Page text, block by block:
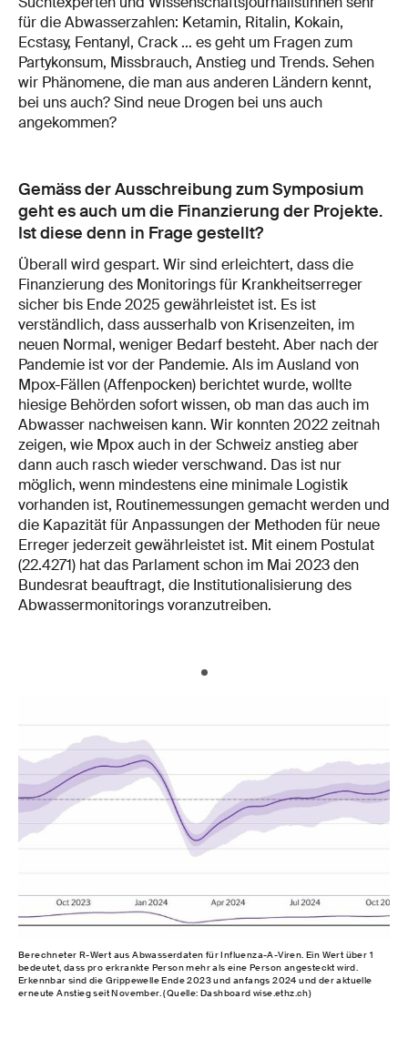
für die Abwasserzahlen: Ketamin, Ritalin, Kokain,
Ecstasy, Fentanyl, Crack … es geht um Fragen zum
Partykonsum, Missbrauch, Anstieg und Trends. Sehen
wir Phänomene, die man aus anderen Ländern kennt,
bei uns auch? Sind neue Drogen bei uns auch
angekommen?
Gemäss der Ausschreibung zum Symposium
geht es auch um die Finanzierung der Projekte.
Ist diese denn in Frage gestellt?
Überall wird gespart. Wir sind erleichtert, dass die
Finanzierung des Monitorings für Krankheitserreger
sicher bis Ende 2025 gewährleistet ist. Es ist
verständlich, dass ausserhalb von Krisenzeiten, im
neuen Normal, weniger Bedarf besteht. Aber nach der
Pandemie ist vor der Pandemie. Als im Ausland von
Mpox-Fällen (Affenpocken) berichtet wurde, wollte
hiesige Behörden sofort wissen, ob man das auch im
Abwasser nachweisen kann. Wir konnten 2022 zeitnah
zeigen, wie Mpox auch in der Schweiz anstieg aber
dann auch rasch wieder verschwand. Das ist nur
möglich, wenn mindestens eine minimale Logistik
vorhanden ist, Routinemessungen gemacht werden und
die Kapazität für Anpassungen der Methoden für neue
Erreger jederzeit gewährleistet ist. Mit einem Postulat
(22.4271) hat das Parlament schon im Mai 2023 den
Bundesrat beauftragt, die Institutionalisierung des
Abwassermonitorings voranzutreiben.
Berechneter R-Wert aus Abwasserdaten für Influenza-A-Viren. Ein Wert über 1
bedeutet, dass pro erkrankte Person mehr als eine Person angesteckt wird.
Erkennbar sind die Grippewelle Ende 2023 und anfangs 2024 und der aktuelle
erneute Anstieg seit November. (Quelle: Dashboard wise.ethz.ch)